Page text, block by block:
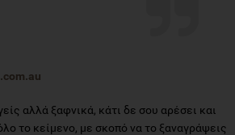
αλλά ξαφνικά, κάτι δε σου αρέσει και
το κείμενο, με σκοπό να το ξαναγράψεις